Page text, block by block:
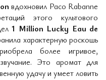
вдохновил Paco Rabanne
этого культового
1 Million Lucky Eau de
характерную роскошь
более игривое,
Это аромат для
удачу и умеет ловить